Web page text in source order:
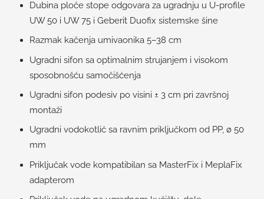
Dubina ploče stope odgovara za ugradnju u U-profile
UW 50 i UW 75 i Geberit Duofix sistemske šine
Razmak kačenja umivaonika 5–38 cm
Ugradni sifon sa optimalnim strujanjem i visokom
sposobnošću samočišćenja
Ugradni sifon podesiv po visini ± 3 cm pri završnoj
montaži
Ugradni vodokotlić sa ravnim priključkom od PP, ø 50
mm
Priključak vode kompatibilan sa MasterFix i MeplaFix
adapterom